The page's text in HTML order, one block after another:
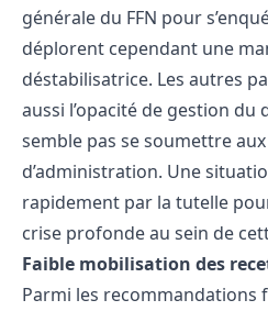
générale du FFN pour
déplorent cependant une
déstabilisatrice. Les autres
aussi l’opacité de gestion
semble pas se soumettre
d’administration. Une
rapidement par la tutelle
crise profonde au sein de
Faible mobilisation des
Parmi les recommandations